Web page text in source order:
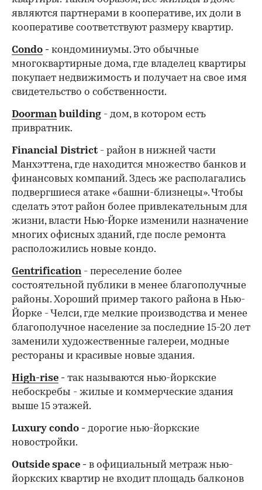
являются партнерами в кооперативе, их доли в
кооперативе соответствуют размеру квартир.
Condo - кондоминиумы. Это обычные
многоквартирные дома, где владелец квартиры
покупает недвижимость и получает на свое имя
свидетельство о собственности.
Doorman building - дом, в котором есть
привратник.
Financial District - район в нижней части
Манхэттена, где находится множество банков и
финансовых компаний. Здесь же располагались
подвергшиеся атаке «башни-близнецы». Чтобы
сделать этот район более привлекательным для
жизни, власти Нью-Йорке изменили назначение
многих офисных зданий, где после ремонта
расположились новые кондо.
Gentrification - переселение более
состоятельной публики в менее благополучные
районы. Хороший пример такого района в Нью-
Йорке - Челси, где мелкие производства и менее
благополучное население за последние 15-20 лет
заменили художественные галереи, модные
рестораны и красивые новые здания.
High-rise - так называются нью-йоркские
небоскребы - жилые и коммерческие здания
выше 15 этажей.
Luxury condo - дорогие нью-йоркские
новостройки.
Outside space - в официальный метраж нью-
йоркских квартир не входит площадь балконов